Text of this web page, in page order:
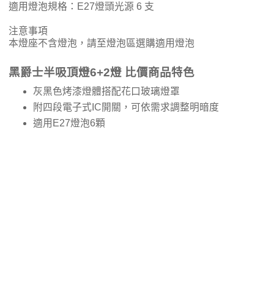
適用燈泡規格：E27燈頭光源 6 支
注意事項
本燈座不含燈泡，請至燈泡區選購適用燈泡
黑爵士半吸頂燈6+2燈 比價商品特色
灰黑色烤漆燈體搭配花口玻璃燈罩
附四段電子式IC開關，可依需求調整明暗度
適用E27燈泡6顆